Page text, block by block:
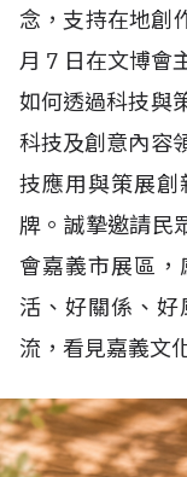
念，支持在地創
月 7 日在文博會
如何透過科技與
科技及創意內容
技應用與策展創
牌。誠摯邀請民
會嘉義市展區
活、好關係、
流，看見嘉義文